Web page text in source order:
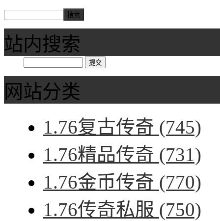
站内搜索
网站分类
1.76复古传奇 (745)
1.76精品传奇 (731)
1.76金币传奇 (770)
1.76传奇私服 (750)